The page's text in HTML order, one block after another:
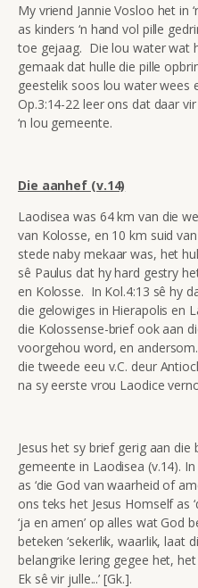
My vriend Jannie Vosloo het in
as kinders ‘n hand vol pille
toe gejaag. Die lou water wat
gemaak dat hulle die pille
geestelik soos lou water wees
Op.3:14-22 leer ons dat daar
‘n lou gemeente.
Die aanhef (v.14)
Laodisea was 64 km van die
van Kolosse, en 10 km suid
stede naby mekaar was, het
sê Paulus dat hy hard gestry
en Kolosse. In Kol.4:13 sê hy
die gelowiges in Hierapolis en
die Kolossense-brief ook aan
voorgehou word, en
die tweede eeu v.C. deur
na sy eerste vrou Laodice
Jesus het sy brief gerig aan
gemeente in Laodisea (v.14).
as ‘die God van waarheid of
ons teks het Jesus Homself as
‘ja en amen’ op alles wat God
beteken ‘sekerlik, waarlik, laat
belangrike lering gegee het,
Ek sê vir julle...’ [Gk.].